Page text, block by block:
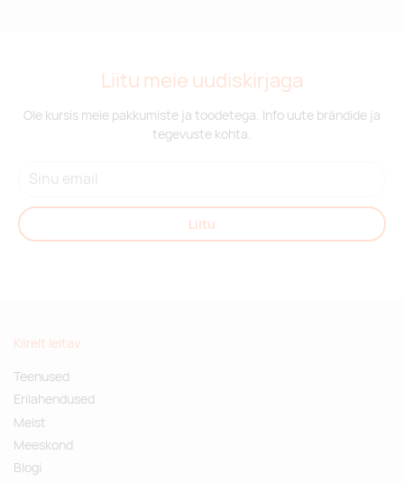
Liitu meie uudiskirjaga
Ole kursis meie pakkumiste ja toodetega. Info uute brändide ja
tegevuste kohta.
Liitu
Kiirelt leitav
Teenused
Erilahendused
Meist
Meeskond
Blogi